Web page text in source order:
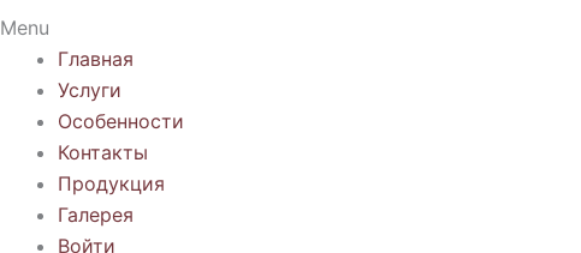
Menu
Главная
Услуги
Особенности
Контакты
Продукция
Галерея
Войти